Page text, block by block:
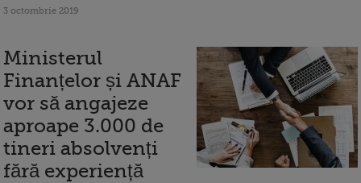
3 octombrie 2019
Ministerul
Finanțelor și ANAF
vor să angajeze
aproape 3.000 de
tineri absolvenți
fără experiență